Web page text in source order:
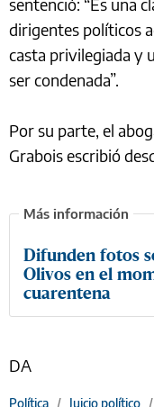
sentenció: “Es una
dirigentes políticos
casta privilegiada y
ser condenada”.
Por su parte, el
Grabois escribió
Difunden fotos
Olivos en el
cuarentena
DA
Política / Juicio político /